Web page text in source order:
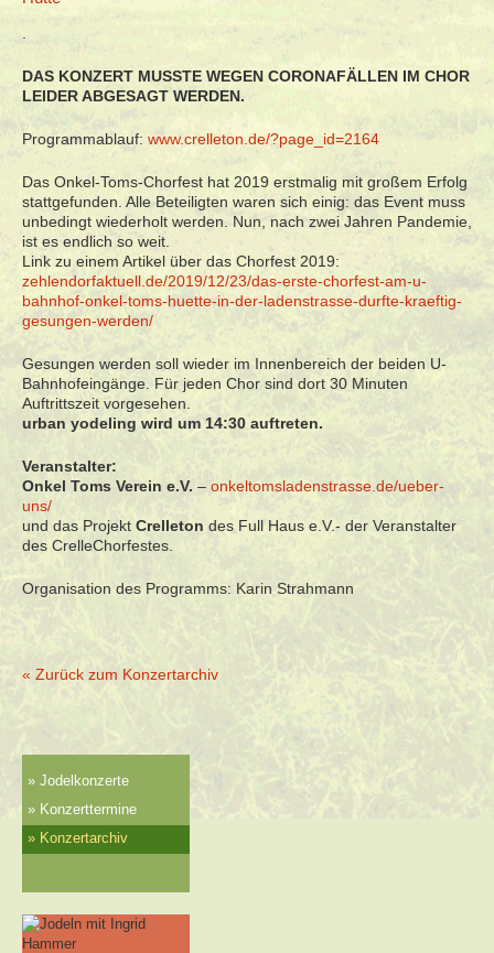
Jodelkonzerte
Konzerttermine
Konzertarchiv
DAS KONZERT MUSSTE WEGEN CORONAFÄLLEN IM CHOR
LEIDER ABGESAGT WERDEN.
Programmablauf: www.crelleton.de/?page_id=2164
Das Onkel-Toms-Chorfest hat 2019 erstmalig mit großem Erfolg
stattgefunden. Alle Beteiligten waren sich einig: das Event muss
unbedingt wiederholt werden. Nun, nach zwei Jahren Pandemie,
ist es endlich so weit.
Link zu einem Artikel über das Chorfest 2019:
zehlendorfaktuell.de/2019/12/23/das-erste-chorfest-am-u-
bahnhof-onkel-toms-huette-in-der-ladenstrasse-durfte-kraeftig-
gesungen-werden/
Gesungen werden soll wieder im Innenbereich der beiden U-
Bahnhofeingänge. Für jeden Chor sind dort 30 Minuten
Auftrittszeit vorgesehen.
urban yodeling wird um 14:30 auftreten.
Veranstalter:
Onkel Toms Verein e.V. – onkeltomsladenstrasse.de/ueber-
uns/
und das Projekt Crelleton des Full Haus e.V.- der Veranstalter
des CrelleChorfestes.
Organisation des Programms: Karin Strahmann
« Zurück zum Konzertarchiv